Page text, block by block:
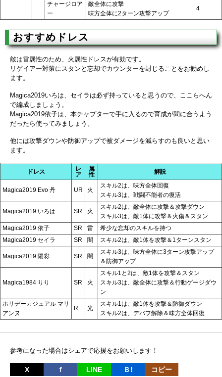
チャージロア
ー
敵全体に攻撃
味方全体に2ターン攻撃アップ
4
おすすめドレス
敵は雷属性のため、火属性ドレスが有効です。
リゲイアー対策にスタンと忘却でカウンターを封じることをお勧めし
ます。
Magica2019いろは、セイラは必ず持っていると思うので、ここらへん
で編成しましょう。
Magica2019依子は、本チャプターで手に入るので育成が間に合うよう
だったら使ってみましょう。
他には攻撃ダウンや防御アップで被ダメージを減らすのも良いと思い
ます。
ドレス
レ
ア
属
性
解説
Magica2019 Evo 丹 UR 火
スキル2は、味方全体回復
スキル3は、戦闘不能者の復活
Magica2019 いろは SR 火
スキル2は、敵全体に攻撃＆攻撃ダウン
スキル3は、敵1体に攻撃＆火傷＆スタン
Magica2019 依子
SR 雷
希少な忘却のスキルを持つ
Magica2019 セイラ
SR 闇 スキル2は、敵1体を攻撃＆1ターンスタン
Magica2019 陽彩 SR 闇
スキル3は、味方全体に3ターン攻撃アップ
＆防御アップ
Magica1984 りり SR 火
スキル1と2は、敵1体を攻撃＆スタン
スキル3は、敵全体に攻撃＆行動ゲージダウ
ン
ホリデーカジュアル マリ
アンヌ
R 光
スキル1は、敵1体を攻撃＆防御ダウン
スキル2は、デバフ解除＆味方全体回復
参考になった場合はシェアで応援をお願いします！
X ｆ LINE Ｂ! コピー